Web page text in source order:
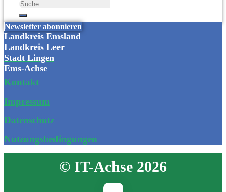
Newsletter abonnieren
Landkreis Emsland
Landkreis Leer
Stadt Lingen
Ems-Achse
Kontakt
Impressum
Datenschutz
Nutzungsbedingungen
© IT-Achse 2026